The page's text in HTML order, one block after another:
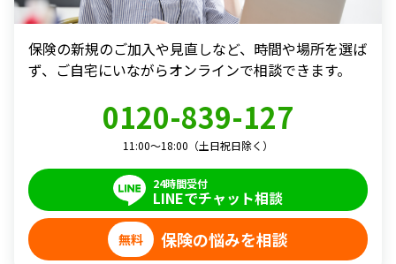
保険の新規のご加入や見直しなど、時間や場所を選ば
ず、 ご自宅にいながらオンラインで相談できます。
0120-839-127
11:00～18:00（土日祝日除く）
24時間受付
LINEでチャット相談
無料 保険の悩みを相談